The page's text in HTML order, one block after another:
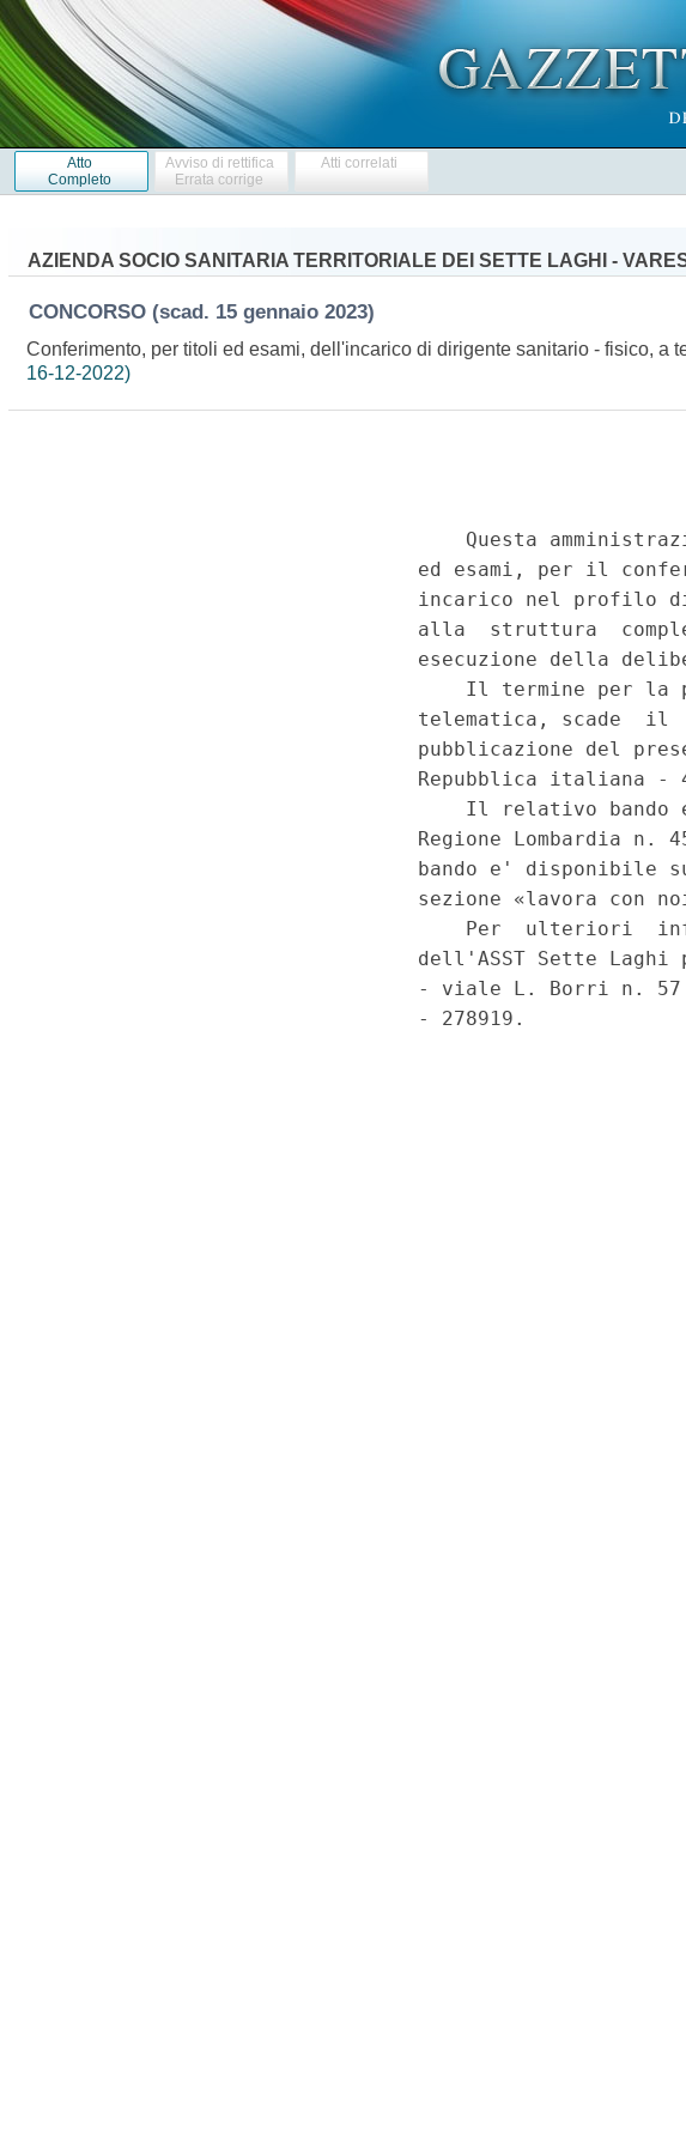
Atto
Completo
Avviso di rettifica
Errata corrige
Atti correlati
AZIENDA SOCIO SANITARIA TERRITORIALE DEI SETTE LAGHI -
CONCORSO (scad. 15 gennaio 2023)
Conferimento, per titoli ed esami, dell'incarico di dirigente sanitario - fisico, a
16-12-2022)